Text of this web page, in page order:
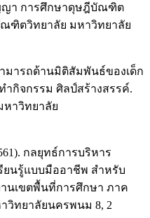
ญา การศึกษาดุษฎีบัณฑิต
ฑิตวิทยาลัย มหาวิทยาลัย
มารถด้านมิติสัมพันธ์ของเด็ก
กิจกรรม ศิลป์สร้างสรรค์.
าวิทยาลัย
กลยุทธ์การบริหาร
ยนรู้แบบมืออาชีพ สำหรับ
นเขตพื้นที่การศึกษา ภาค
วิทยาลัยนครพนม 8, 2